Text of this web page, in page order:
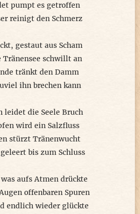
pumpt es getroffen
reinigt den Schmerz
gestaut aus Scham
Tränensee schwillt an
tränkt den Damm
ihn brechen kann
leidet die Seele Bruch
wird ein Salzfluss
stürzt Tränenwucht
bis zum Schluss
aufs Atmen drückte
offenbaren Spuren
endlich wieder glückte